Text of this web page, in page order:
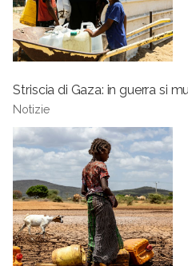
Striscia di Gaza: in guerra si
Notizie